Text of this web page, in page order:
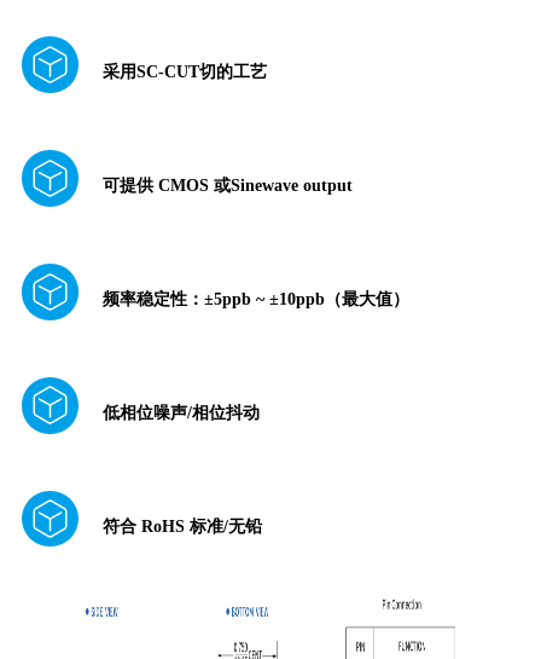
采用SC-CUT切的工艺
可提供 CMOS 或Sinewave output
频率稳定性：±5ppb ~ ±10ppb（最大值）
低相位噪声/相位抖动
符合 RoHS 标准/无铅